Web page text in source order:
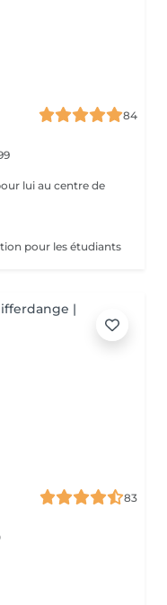
84
lui au centre de
pour les étudiants
83